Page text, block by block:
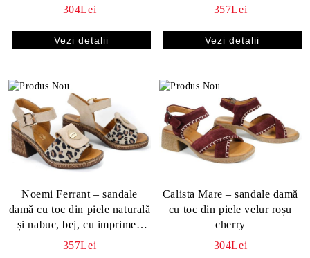
nuanțe maro
304Lei
Vezi detalii
snake
357Lei
Vezi detalii
Noemi Ferrant – sandale
damă cu toc din piele naturală
și nabuc, bej, cu imprimeu
leopard
357Lei
Calista Mare – sandale damă
cu toc din piele velur roșu
cherry
304Lei